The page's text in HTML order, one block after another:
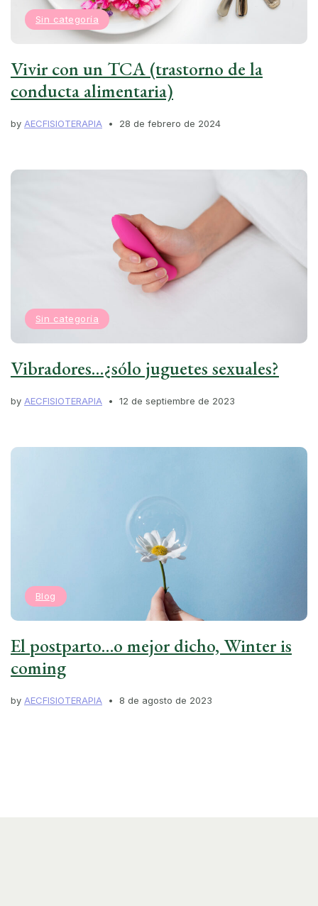
Sin categoría
Vivir con un TCA (trastorno de la
conducta alimentaria)
by AECFISIOTERAPIA 28 de febrero de 2024
Sin categoría
Vibradores…¿sólo juguetes sexuales?
by AECFISIOTERAPIA 12 de septiembre de 2023
Blog
El postparto…o mejor dicho, Winter is
coming
by AECFISIOTERAPIA 8 de agosto de 2023